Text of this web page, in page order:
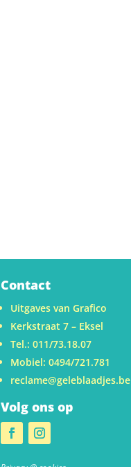
Contact
Uitgaves van Grafico
Kerkstraat 7 – Eksel
Tel.: 011/73.18.07
Mobiel: 0494/721.781
reclame@geleblaadjes.be
Volg ons op